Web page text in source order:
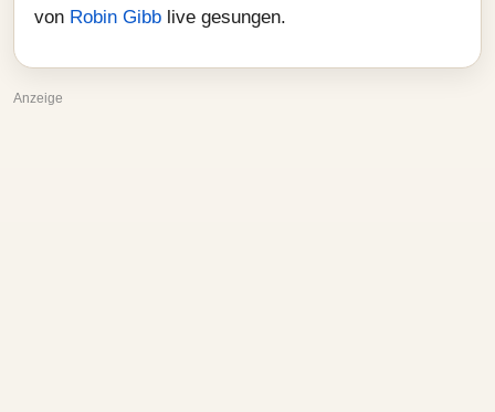
von Robin Gibb live gesungen.
Anzeige